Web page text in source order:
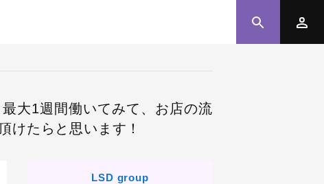
大1週間働いてみて、お店の流
けたらと思います！
LSD group